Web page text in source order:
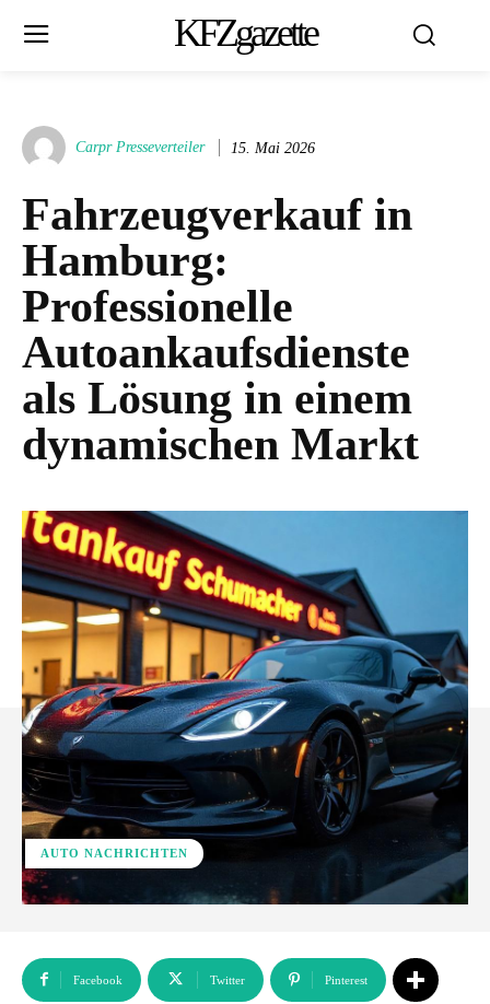
KFZgazette
Carpr Presseverteiler 15. Mai 2026
Fahrzeugverkauf in
Hamburg:
Professionelle
Autoankaufsdienste
als Lösung in einem
dynamischen Markt
AUTO NACHRICHTEN
Facebook Twitter Pinterest